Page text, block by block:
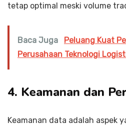
tetap optimal meski volume
Baca Juga
Peluang Kuat
Perusahaan Teknologi
4. Keamanan dan
Keamanan data adalah aspek